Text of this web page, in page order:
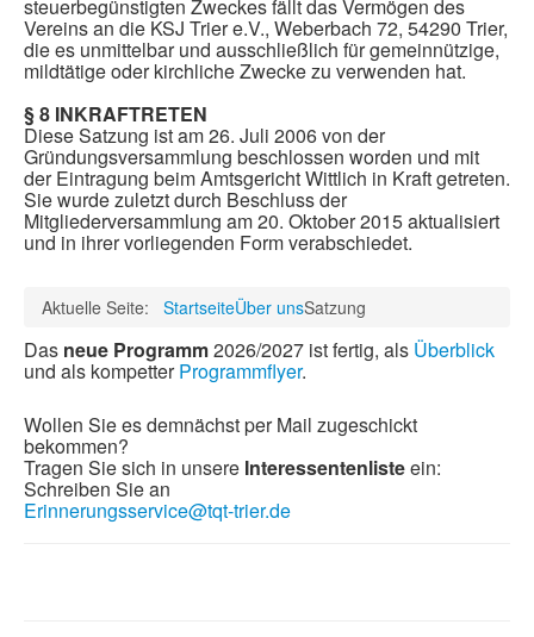
steuerbegünstigten Zweckes fällt das Vermögen des
Vereins an die KSJ Trier e.V., Weberbach 72, 54290 Trier,
die es unmittelbar und ausschließlich für gemeinnützige,
mildtätige oder kirchliche Zwecke zu verwenden hat.
§ 8 INKRAFTRETEN
Diese Satzung ist am 26. Juli 2006 von der
Gründungsversammlung beschlossen worden und mit
der Eintragung beim Amtsgericht Wittlich in Kraft getreten.
Sie wurde zuletzt durch Beschluss der
Mitgliederversammlung am 20. Oktober 2015 aktualisiert
und in ihrer vorliegenden Form verabschiedet.
Aktuelle Seite: StartseiteÜber unsSatzung
Das neue Programm2026/2027 ist fertig, als Überblick
und als kompetterProgrammflyer.
Wollen Sie es demnächst per Mail zugeschickt
bekommen?
Tragen Sie sich in unsere Interessentenlisteein:
Schreiben Sie an
Erinnerungsservice@tqt-trier.de